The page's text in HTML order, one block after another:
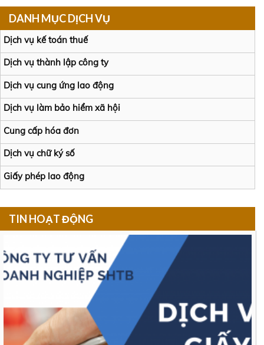
DANH MỤC DỊCH VỤ
Dịch vụ kế toán thuế
Dịch vụ thành lập công ty
Dịch vụ cung ứng lao động
Dịch vụ làm bảo hiểm xã hội
Cung cấp hóa đơn
Dịch vụ chữ ký số
Giấy phép lao động
TIN HOẠT ĐỘNG